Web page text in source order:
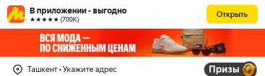
В приложении - выгодно
★★★★★ (700К)
Открыть
Ташкент • Укажите адрес Призы